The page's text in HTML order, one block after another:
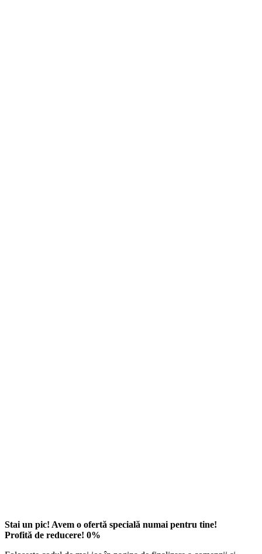
Stai un pic! Avem o ofertă specială numai pentru tine!
Profită de reducere! 0%